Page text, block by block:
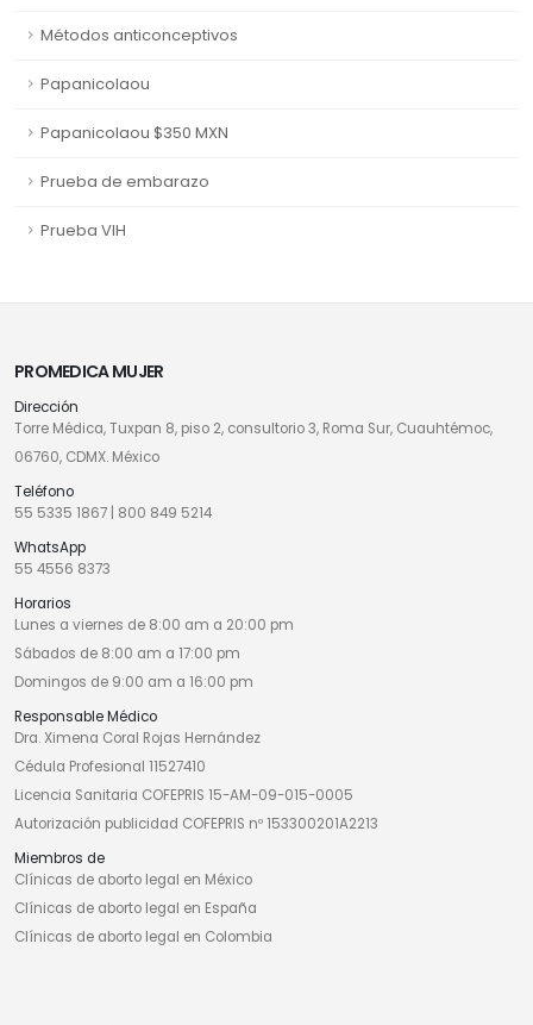
Métodos anticonceptivos
Papanicolaou
Papanicolaou $350 MXN
Prueba de embarazo
Prueba VIH
PROMEDICA MUJER
Dirección
Torre Médica, Tuxpan 8, piso 2, consultorio 3, Roma Sur, Cuauhtémoc,
06760, CDMX. México
Teléfono
55 5335 1867
800 849 5214
WhatsApp
55 4556 8373
Horarios
Lunes a viernes de 8:00 am a 20:00 pm
Sábados de 8:00 am a 17:00 pm
Domingos de 9:00 am a 16:00 pm
Responsable Médico
Dra. Ximena Coral Rojas Hernández
Cédula Profesional 11527410
Licencia Sanitaria COFEPRIS 15-AM-09-015-0005
Autorización publicidad COFEPRIS nº 153300201A2213
Miembros de
Clínicas de aborto legal en México
Clínicas de aborto legal en España
Clínicas de aborto legal en Colombia